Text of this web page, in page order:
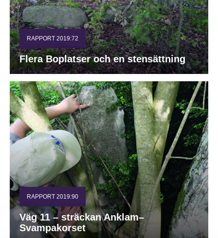
RAPPORT 2019:72
Flera Boplatser och en stensättning
RAPPORT 2019:90
Väg 11 – sträckan Anklam–
Svampakorset